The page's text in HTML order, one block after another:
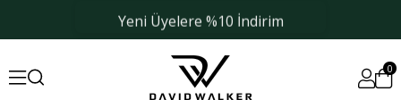
Yeni Üyelere %10 İndirim
0